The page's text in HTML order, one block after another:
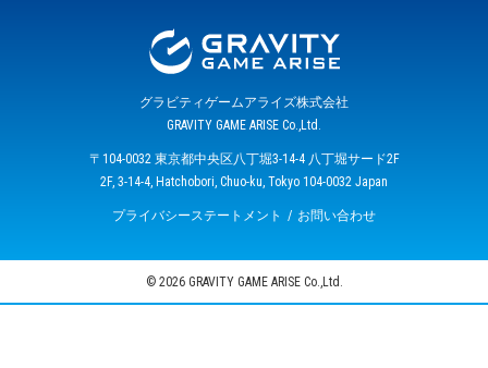
グラビティゲームアライズ株式会社
GRAVITY GAME ARISE Co.,Ltd.
〒104-0032 東京都中央区八丁堀3-14-4 八丁堀サード2F
2F, 3-14-4, Hatchobori, Chuo-ku, Tokyo 104-0032 Japan
プライバシーステートメント お問い合わせ
© 2026 GRAVITY GAME ARISE Co.,Ltd.